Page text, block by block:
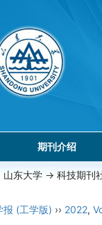
期刊介绍
山东大学 -> 科技期刊
报 (工学版) ›› 2022,